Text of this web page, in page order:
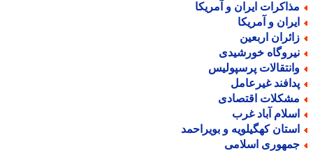
ایران و آمریکا
و آمریکا
اربعین
خورشیدی
پرسپولیس
غیرعامل
اقتصادی
آباد غرب
کهگیلویه و بویراحمد
اسلامی